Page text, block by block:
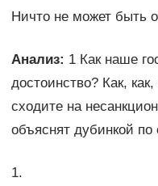
Ничто не может быть
Анализ: 1 Как наше
достоинство? Как,
сходите на
объяснят дубинкой по
1.